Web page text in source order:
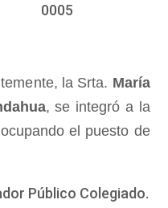
la Srta. María
, se integró a la
el puesto de
Público Colegiado.